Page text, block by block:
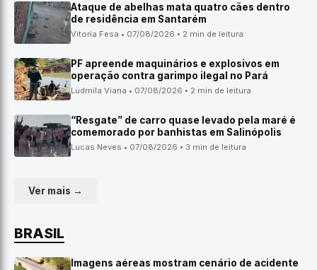
Ataque de abelhas mata quatro cães dentro
de residência em Santarém
Vitoria Fesa • 07/08/2026 • 2 min de leitura
PF apreende maquinários e explosivos em
operação contra garimpo ilegal no Pará
Ludmila Viana • 07/08/2026 • 2 min de leitura
“Resgate” de carro quase levado pela maré é
comemorado por banhistas em Salinópolis
Lucas Neves • 07/08/2026 • 3 min de leitura
Ver mais →
BRASIL
Imagens aéreas mostram cenário de acidente